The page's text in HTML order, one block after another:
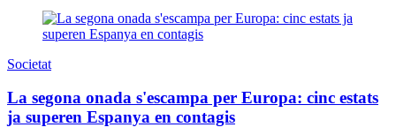
Societat
La segona onada s'escampa per Europa: cinc estats
ja superen Espanya en contagis